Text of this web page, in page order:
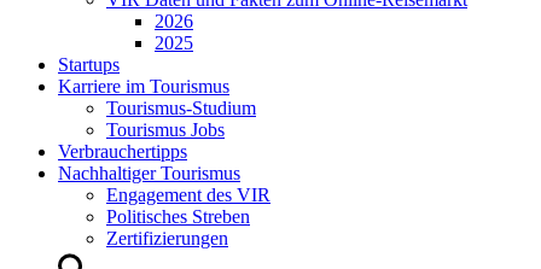
2026
2025
Startups
Karriere im Tourismus
Tourismus-Studium
Tourismus Jobs
Verbrauchertipps
Nachhaltiger Tourismus
Engagement des VIR
Politisches Streben
Zertifizierungen